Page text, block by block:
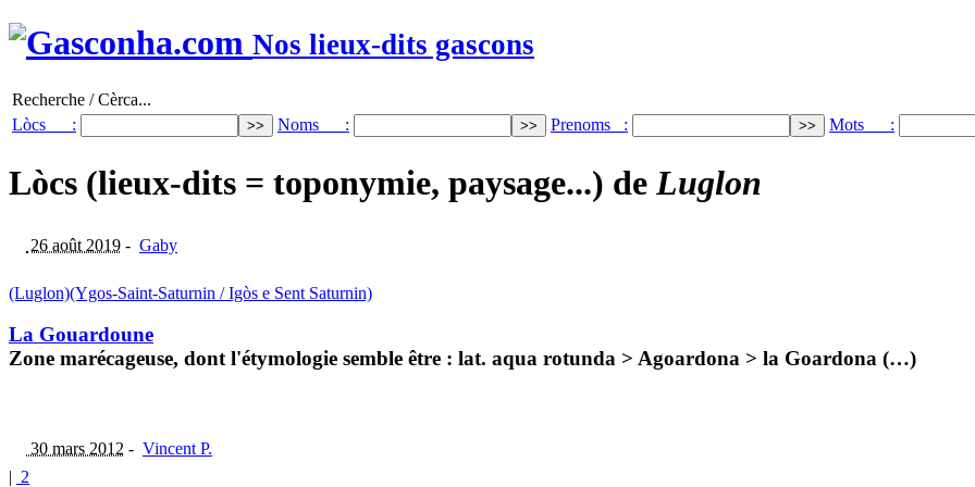
Nos lieux-dits gascons
Recherche / Cèrca...
Lòcs :
Noms : Prenoms : Mots :
Lòcs (lieux-dits = toponymie, paysage...) deLuglon
26 août 2019 - Gaby
(Luglon)(Ygos-Saint-Saturnin / Igòs e Sent Saturnin)
La Gouardoune
Zone marécageuse, dont l'étymologie semble être : lat. aqua rotunda > Agoardona > la Goardona (…)
30 mars 2012 - Vincent P.
| 2